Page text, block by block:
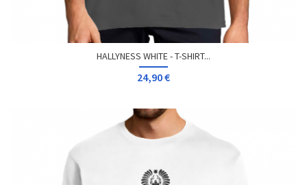
HALLYNESS WHITE - T-SHIRT...
24,90 €